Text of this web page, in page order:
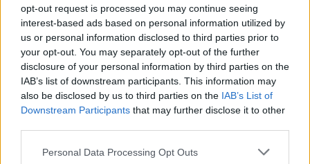
opt-out request is processed you may continue seeing
interest-based ads based on personal information utilized by
us or personal information disclosed to third parties prior to
your opt-out. You may separately opt-out of the further
disclosure of your personal information by third parties on the
IAB’s list of downstream participants. This information may
also be disclosed by us to third parties on the IAB’s List of
Downstream Participants that may further disclose it to other
Personal Data Processing Opt Outs
Εγγραφή στο newsletter